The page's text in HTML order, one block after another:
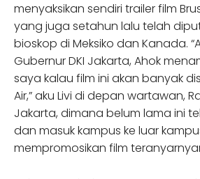
menyaksikan sendiri trailer film
yang juga setahun lalu telah
bioskop di Meksiko dan Kanada.
Gubernur DKI Jakarta, Ahok
saya kalau film ini akan banyak
Air,” aku Livi di depan wartawan,
Jakarta, dimana belum lama ini
dan masuk kampus ke luar
mempromosikan film